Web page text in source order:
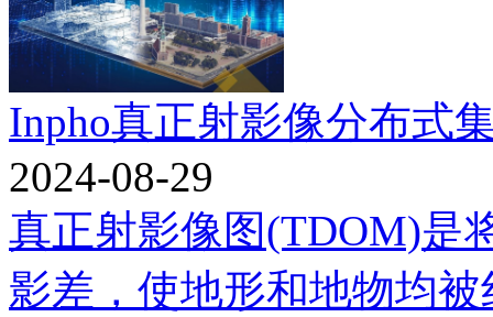
Inpho真正射影像分布式
2024-08-29
真正射影像图(TDOM)是
影差，使地形和地物均